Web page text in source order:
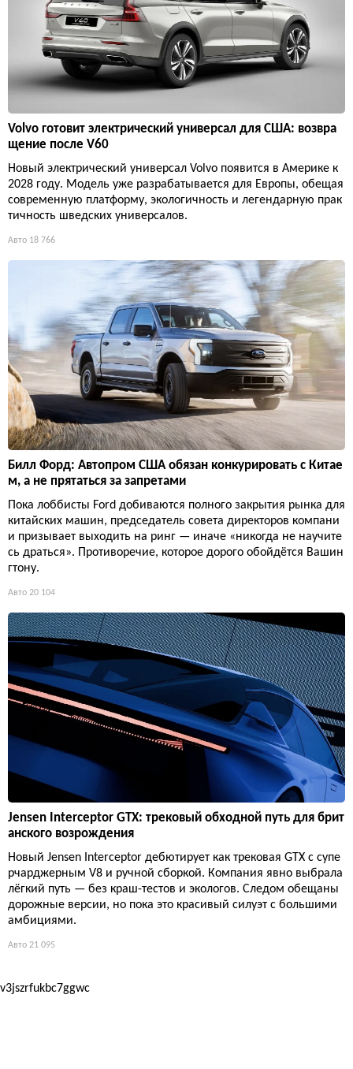
Volvo готовит электрический универсал для США: возвра
щение после V60
Новый электрический универсал Volvo появится в Америке к
2028 году. Модель уже разрабатывается для Европы, обещая
современную платформу, экологичность и легендарную прак
тичность шведских универсалов.
Авто 18 766
Билл Форд: Автопром США обязан конкурировать с Китае
м, а не прятаться за запретами
Пока лоббисты Ford добиваются полного закрытия рынка для
китайских машин, председатель совета директоров компани
и призывает выходить на ринг — иначе «никогда не научите
сь драться». Противоречие, которое дорого обойдётся Вашин
гтону.
Авто 20 104
Jensen Interceptor GTX: трековый обходной путь для брит
анского возрождения
Новый Jensen Interceptor дебютирует как трековая GTX с супе
рчарджерным V8 и ручной сборкой. Компания явно выбрала
лёгкий путь — без краш-тестов и экологов. Следом обещаны
дорожные версии, но пока это красивый силуэт с большими
амбициями.
Авто 21 095
v3jszrfukbc7ggwc